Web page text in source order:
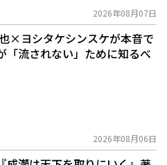
2026年08月07日
也×ヨシタケシンスケが本音で
「流されない」ために知るべ
2026年08月06日